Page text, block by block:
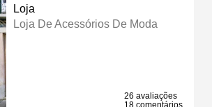
Loja
Loja De Acessórios De Moda
26 avaliações
18 comentários